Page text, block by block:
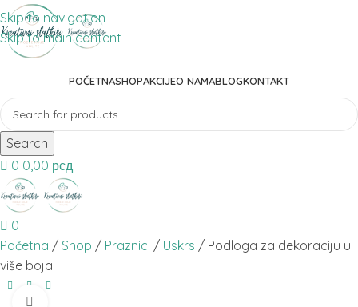
Skip to navigation
Skip to main content
POČETNASHOPAKCIJEO NAMABLOGKONTAKT
Search
0 0,00 рсд
0
Početna
Shop Praznici Uskrs
Podloga za dekoraciju u
više boja